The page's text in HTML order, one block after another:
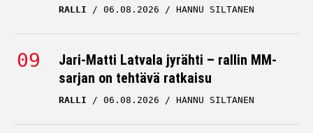
RALLI 06.08.2026 HANNU SILTANEN
Jari-Matti Latvala jyrähti – rallin MM-
sarjan on tehtävä ratkaisu
RALLI 06.08.2026 HANNU SILTANEN